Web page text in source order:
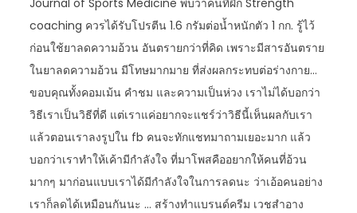
Journal of Sports Medicine พบว่าคนที่ฝึก Strength
coaching ควรได้รับโปรตีน 1.6 กรัมต่อน้ำหนักตัว 1 กก. รู้ไว้
ก่อนใช้ยาลดความอ้วน อันตรายกว่าที่คิด เพราะมีสารอันตราย
ในยาลดความอ้วน มีโทษมากมาย ที่ส่งผลกระทบต่อร่างกาย…
ขอบคุณทั้งคอมเม้น คำชม และความเป็นห่วง เราไม่ได้บอกว่า
วิธีเราเป็นวิธีที่ดี แต่เราแค่อยากจะแชร์ว่าวิธีนี้เห็นผลกับเรา
แล้วตอนเราลงรูปใน fb คนจะทักแชทมาถามเยอะมาก แล้ว
บอกว่าเราทำให้เค้ามีกำลังใจ ที่มาโพสคืออยากให้คนที่อ้วน
มากๆ มาก่อนแบบเราได้มีกำลังใจในการลดนะ ว่าเอ้อคนอย่าง
เราก็ลดได้เหมือนกันนะ … สร้างทำแบรนด์ครีม เวชสำอาง